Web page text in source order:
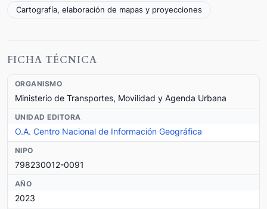
Cartografía, elaboración de mapas y proyecciones
FICHA TÉCNICA
ORGANISMO
Ministerio de Transportes, Movilidad y Agenda Urbana
UNIDAD EDITORA
O.A. Centro Nacional de Información Geográfica
NIPO
798230012-0091
AÑO
2023